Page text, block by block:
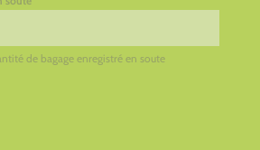
de bagage enregistré en soute